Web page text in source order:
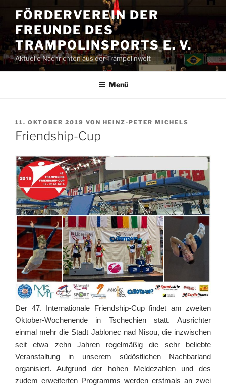
Inhalt
springen
FÖRDERVEREIN DER
FREUNDE DES
TRAMPOLINSPORTS E. V.
Aktuelle Nachrichten aus der Trampolinwelt
Menü
VERÖFFENTLICHT
AM
11. OKTOBER 2019 VON HEINZ-PETER MICHELS
Friendship-Cup
Der 47. Internationale Friendship-Cup findet am zweiten
Oktober-Wochenende in Tschechien statt. Ausrichter
einmal mehr die Stadt Jablonec nad Nisou, die inzwischen
seit etwa zehn Jahren regelmäßig die sehr beliebte
Veranstaltung in unserem südöstlichen Nachbarland
organisiert. Aufgrund der hohen Meldezahlen und des
zudem erweiterten Programms werden erstmals an zwei